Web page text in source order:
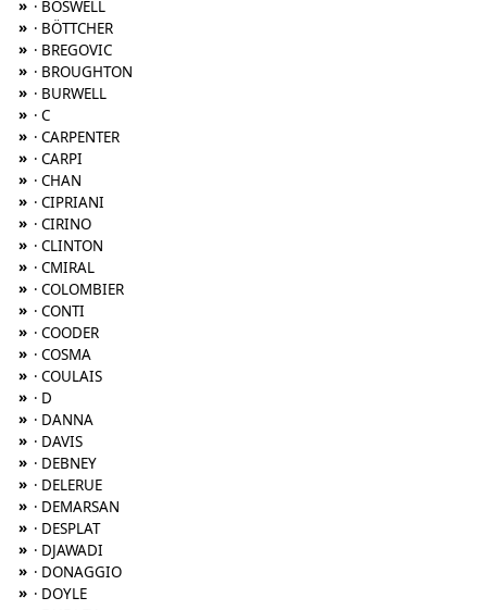
» · BOSWELL
» · BÖTTCHER
» · BREGOVIC
» · BROUGHTON
» · BURWELL
» · C
» · CARPENTER
» · CARPI
» · CHAN
» · CIPRIANI
» · CIRINO
» · CLINTON
» · CMIRAL
» · COLOMBIER
» · CONTI
» · COODER
» · COSMA
» · COULAIS
» · D
» · DANNA
» · DAVIS
» · DEBNEY
» · DELERUE
» · DEMARSAN
» · DESPLAT
» · DJAWADI
» · DONAGGIO
» · DOYLE